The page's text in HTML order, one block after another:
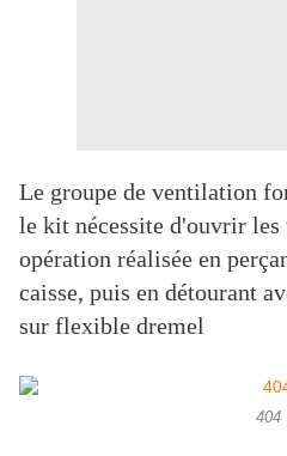
Le groupe de ventilation
le kit nécessite d'ouvrir les
opération réalisée en
caisse, puis en détourant
sur flexible dremel
404